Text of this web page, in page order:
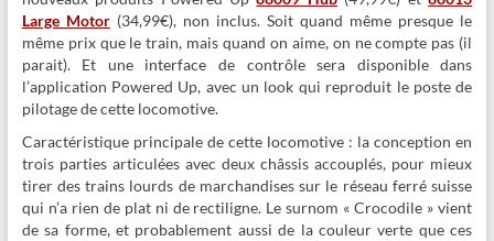
Large Motor(34,99€), non inclus. Soit quand même presque le
même prix que le train, mais quand on aime, on ne compte pas (il
parait). Et une interface de contrôle sera disponible dans
l’application Powered Up, avec un look qui reproduit le poste de
pilotage de cette locomotive.
Caractéristique principale de cette locomotive : la conception en
trois parties articulées avec deux châssis accouplés, pour mieux
tirer des trains lourds de marchandises sur le réseau ferré suisse
qui n’a rien de plat ni de rectiligne. Le surnom « Crocodile » vient
de sa forme, et probablement aussi de la couleur verte que ces